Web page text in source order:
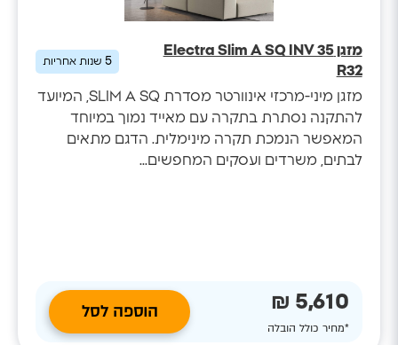
מזגן Electra Slim A SQ INV 35
R32
5שנות אחריות
מזגן מיני-מרכזי אינוורטר מסדרת SLIM A SQ, המיועד
להתקנה נסתרת בתקרה עם מאייד נמוך במיוחד
המאפשר הנמכת תקרה מינימלית. הדגם מתאים
לבתים, משרדים ועסקים המחפשים...
5,610 ₪
*מחיר כולל הובלה
הוספה לסל